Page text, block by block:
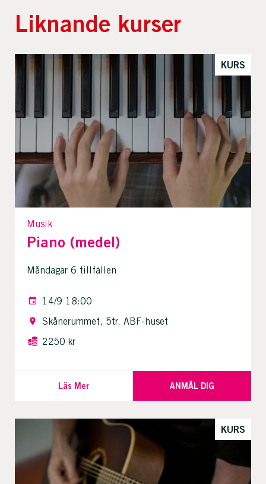
Liknande kurser
KURS
Musik
Piano (medel)
Måndagar 6 tillfällen
14/9 18:00
Skånerummet, 5tr, ABF-huset
2250 kr
Läs Mer ANMÄL DIG
KURS